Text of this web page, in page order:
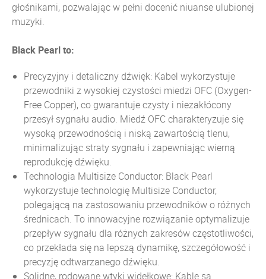
głośnikami, pozwalając w pełni docenić niuanse ulubionej
muzyki.
Black Pearl to:
Precyzyjny i detaliczny dźwięk: Kabel wykorzystuje
przewodniki z wysokiej czystości miedzi OFC (Oxygen-
Free Copper), co gwarantuje czysty i niezakłócony
przesył sygnału audio. Miedź OFC charakteryzuje się
wysoką przewodnością i niską zawartością tlenu,
minimalizując straty sygnału i zapewniając wierną
reprodukcję dźwięku.
Technologia Multisize Conductor: Black Pearl
wykorzystuje technologię Multisize Conductor,
polegającą na zastosowaniu przewodników o różnych
średnicach. To innowacyjne rozwiązanie optymalizuje
przepływ sygnału dla różnych zakresów częstotliwości,
co przekłada się na lepszą dynamikę, szczegółowość i
precyzję odtwarzanego dźwięku.
Solidne, rodowane wtyki widełkowe: Kable są